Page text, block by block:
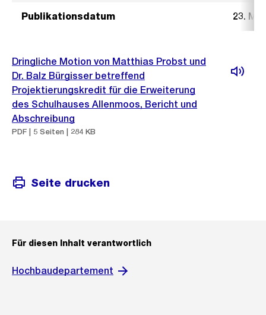
Publikationsdatum 23.
Dringliche Motion von Matthias Probst und
Dr. Balz Bürgisser betreffend
Projektierungskredit für die Erweiterung
des Schulhauses Allenmoos, Bericht und
Abschreibung
PDF | 5 Seiten | 284 KB
Seite drucken
Für diesen Inhalt verantwortlich
Hochbaudepartement